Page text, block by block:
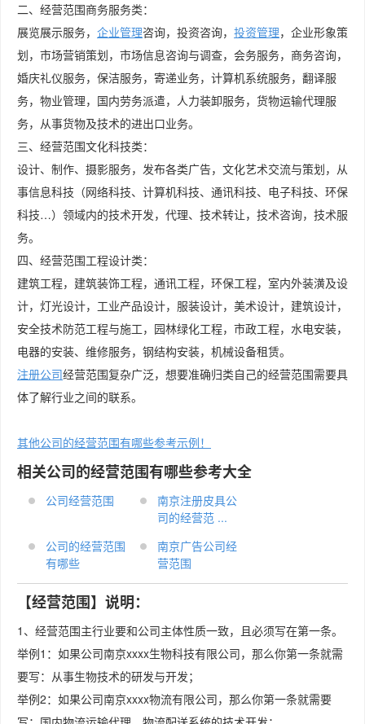
二、经营范围商务服务类：
展览展示服务， 企业管理咨询，投资咨询， 投资管理，企业形象策
划，市场营销策划，市场信息咨询与调查，会务服务，商务咨询，
婚庆礼仪服务，保洁服务，寄递业务，计算机系统服务，翻译服
务，物业管理，国内劳务派遣，人力装卸服务，货物运输代理服
务，从事货物及技术的进出口业务。
三、经营范围文化科技类：
设计、制作、摄影服务，发布各类广告，文化艺术交流与策划，从
事信息科技（网络科技、计算机科技、通讯科技、电子科技、环保
科技…）领域内的技术开发，代理、技术转让，技术咨询，技术服
务。
四、经营范围工程设计类：
建筑工程，建筑装饰工程，通讯工程，环保工程，室内外装潢及设
计，灯光设计，工业产品设计，服装设计，美术设计，建筑设计，
安全技术防范工程与施工，园林绿化工程，市政工程，水电安装，
电器的安装、维修服务，钢结构安装，机械设备租赁。
注册公司经营范围复杂广泛，想要准确归类自己的经营范围需要具
体了解行业之间的联系。
其他公司的经营范围有哪些参考示例！
相关公司的经营范围有哪些参考大全
公司经营范围
南京注册皮具公
司的经营范 ...
公司的经营范围
有哪些
南京广告公司经
营范围
【经营范围】说明：
1、经营范围主行业要和公司主体性质一致，且必须写在第一条。
举例1：如果公司南京xxxx生物科技有限公司，那么你第一条就需
要写：从事生物技术的研发与开发；
举例2：如果公司南京xxxx物流有限公司，那么你第一条就需要